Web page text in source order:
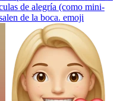
de alegría (como mini-
de la boca. emoji